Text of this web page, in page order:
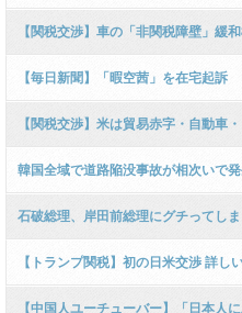
った！｣ｗｗｗｗｗｗｗｗｗｗｗｗ
【関税交渉】車の「非関税障壁」
【毎日新聞】「暇空茜」を在宅起
地検
【関税交渉】米は貿易赤字・自動車
拡大カード用意
韓国全域で道路陥没事故が相次いで
「問題が起きない方が不思議」
石破総理、岸田前総理にグチってし
ｗｗｗｗｗｗｗｗｗｗｗｗｗｗｗｗｗ
【トランプ関税】初の日米交渉 詳し
【中国人ユーチューバー】「日本人